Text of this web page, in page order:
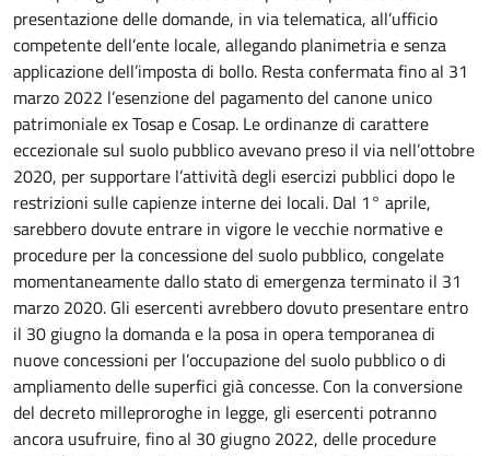
presentazione delle domande, in via telematica, all’ufficio
competente dell’ente locale, allegando planimetria e senza
applicazione dell’imposta di bollo. Resta confermata fino al 31
marzo 2022 l’esenzione del pagamento del canone unico
patrimoniale ex Tosap e Cosap. Le ordinanze di carattere
eccezionale sul suolo pubblico avevano preso il via nell’ottobre
2020, per supportare l’attività degli esercizi pubblici dopo le
restrizioni sulle capienze interne dei locali. Dal 1° aprile,
sarebbero dovute entrare in vigore le vecchie normative e
procedure per la concessione del suolo pubblico, congelate
momentaneamente dallo stato di emergenza terminato il 31
marzo 2020. Gli esercenti avrebbero dovuto presentare entro
il 30 giugno la domanda e la posa in opera temporanea di
nuove concessioni per l’occupazione del suolo pubblico o di
ampliamento delle superfici già concesse. Con la conversione
del decreto milleproroghe in legge, gli esercenti potranno
ancora usufruire, fino al 30 giugno 2022, delle procedure